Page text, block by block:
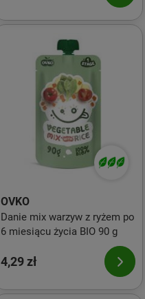
OVKO
Danie mix warzyw z ryżem po
6 miesiącu życia BIO 90 g
4,29 zł